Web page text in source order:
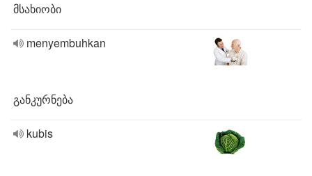
მსახიობი
menyembuhkan
განკურნება
kubis